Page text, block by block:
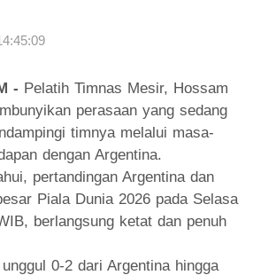
- Pelatih Timnas Mesir, Hossam
perasaan yang sedang
timnya melalui masa-
dengan Argentina.
pertandingan Argentina dan
Piala Dunia 2026 pada Selasa
berlangsung ketat dan penuh
0-2 dari Argentina hingga